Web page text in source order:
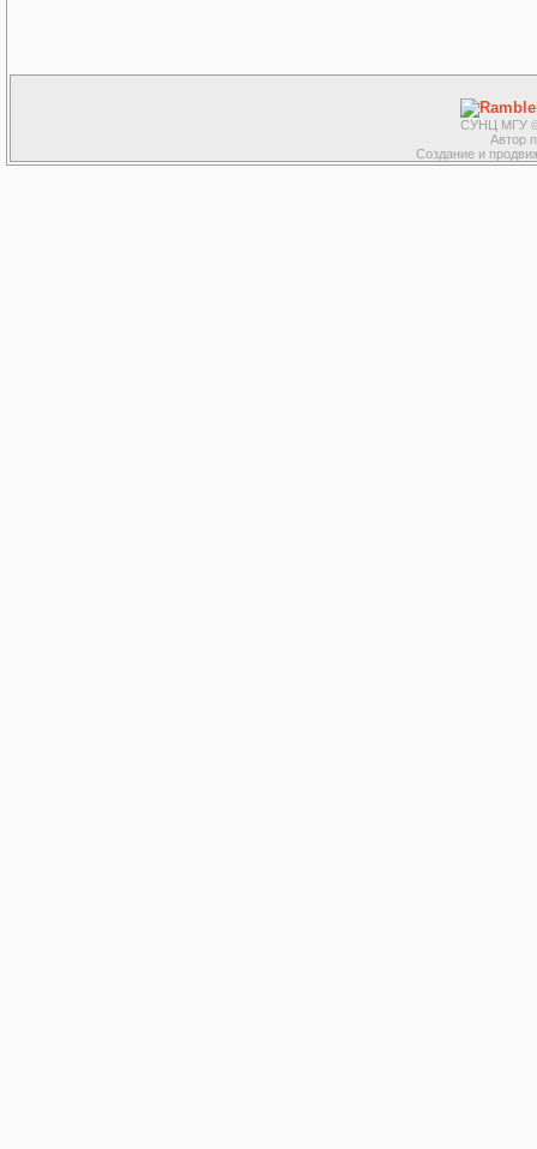
СУНЦ МГУ ©
Автор
Создание и